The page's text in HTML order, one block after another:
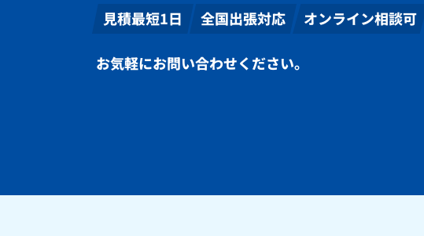
見積最短1日 全国出張対応 オンライン相談可
お気軽にお問い合わせください。